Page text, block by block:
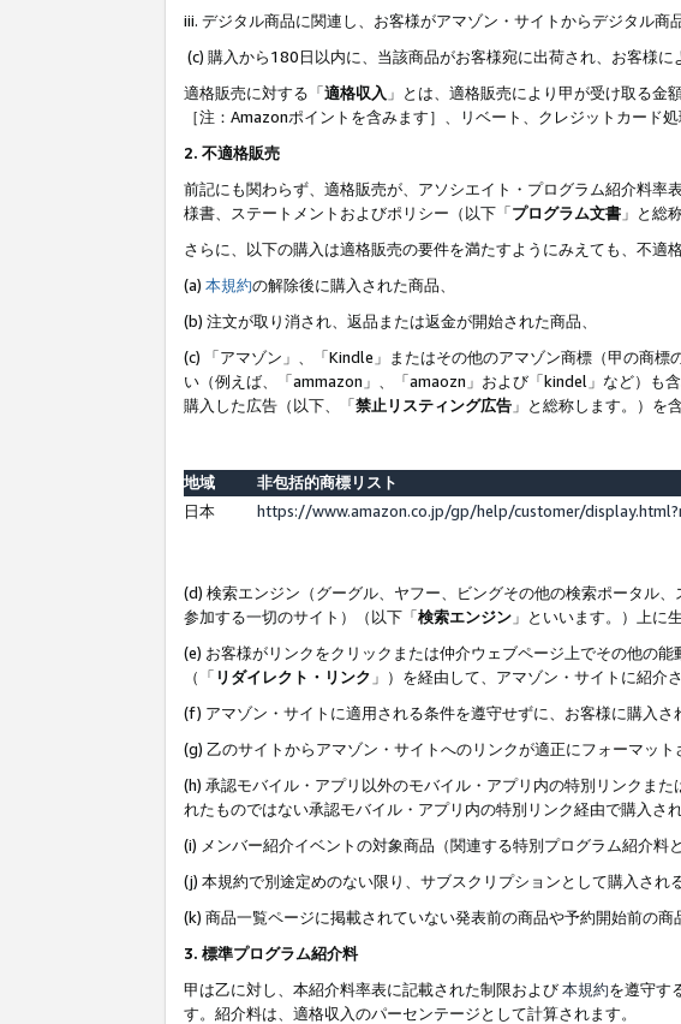
iii. デジタル商品に関連し、お客様がアマゾン・サイトからデジタル
(c) 購入から180日以内に、当該商品がお客様宛に出荷され、お客様
適格販売に対する「適格収入 」とは、適格販売により甲が受け取る金
［注：Amazonポイントを含みます］、リベート、クレジットカード
2. 不適格販売
前記にも関わらず、適格販売が、アソシエイト・プログラム紹介料
様書、ステートメントおよびポリシー（以下「プログラム文書 」と総
さらに、以下の購入は適格販売の要件を満たすようにみえても、不適
(a) 本規約の解除後に購入された商品、
(b) 注文が取り消され、返品または返金が開始された商品、
(c) 「アマゾン」、「Kindle」またはその他のアマゾン商標（甲の商
い（例えば、「ammazon」、「amaozn」および「kindel」など）も
購入した広告（以下、「禁止リスティング広告 」と総称します。）を
地域
非包括的商標リスト
日本
https://www.amazon.co.jp/gp/help/customer/
(d) 検索エンジン（グーグル、ヤフー、ビングその他の検索ポータル
参加する一切のサイト）（以下「検索エンジン 」といいます。）上に
(e) お客様がリンクをクリックまたは仲介ウェブページ上でその他の
（「 リダイレクト・リンク 」）を経由して、アマゾン・サイトに紹介
(f) アマゾン・サイトに適用される条件を遵守せずに、お客様に購入さ
(g) 乙のサイトからアマゾン・サイトへのリンクが適正にフォーマッ
(h) 承認モバイル・アプリ以外のモバイル・アプリ内の特別リンクま
れたものではない承認モバイル・アプリ内の特別リンク経由で購入され
(i) メンバー紹介イベントの対象商品（関連する特別プログラム紹介料
(j) 本規約で別途定めのない限り、サブスクリプションとして購入され
(k) 商品一覧ページに掲載されていない発表前の商品や予約開始前の商
3. 標準プログラム紹介料
甲は乙に対し、本紹介料率表に記載された制限および本規約を遵守す
す。紹介料は、適格収入のパーセンテージとして計算されます。